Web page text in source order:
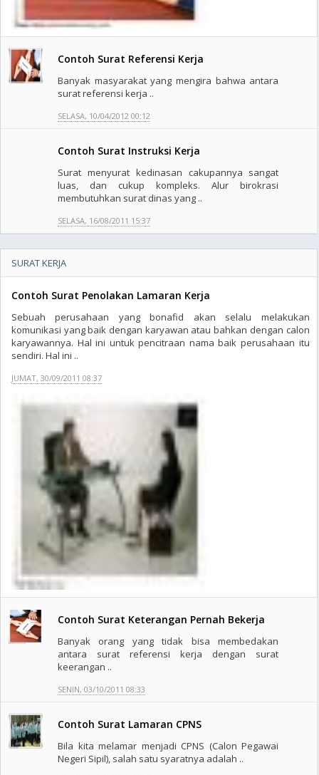
Contoh Surat Referensi Kerja
Banyak masyarakat yang mengira bahwa antara
surat referensi kerja ..
SELASA, 10/04/2012 00:12
Contoh Surat Instruksi Kerja
Surat menyurat kedinasan cakupannya sangat
luas, dan cukup kompleks. Alur birokrasi
membutuhkan surat dinas yang ..
SELASA, 16/08/2011 15:37
SURAT KERJA
Contoh Surat Penolakan Lamaran Kerja
Sebuah perusahaan yang bonafid akan selalu melakukan
komunikasi yang baik dengan karyawan atau bahkan dengan calon
karyawannya. Hal ini untuk pencitraan nama baik perusahaan itu
sendiri. Hal ini ..
JUMAT, 30/09/2011 08:37
Contoh Surat Keterangan Pernah Bekerja
Banyak orang yang tidak bisa membedakan
antara surat referensi kerja dengan surat
keerangan ..
SENIN, 03/10/2011 08:33
Contoh Surat Lamaran CPNS
Bila kita melamar menjadi CPNS (Calon Pegawai
Negeri Sipil), salah satu syaratnya adalah ..